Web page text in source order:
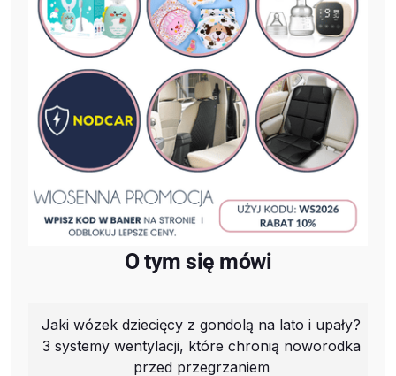
O tym się mówi
Jaki wózek dziecięcy z gondolą na lato i upały?
3 systemy wentylacji, które chronią noworodka
przed przegrzaniem